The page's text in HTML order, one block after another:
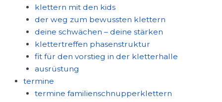
klettern mit den kids
der weg zum bewussten klettern
deine schwächen – deine stärken
klettertreffen phasenstruktur
fit für den vorstieg in der kletterhalle
ausrüstung
termine
termine familienschnupperklettern